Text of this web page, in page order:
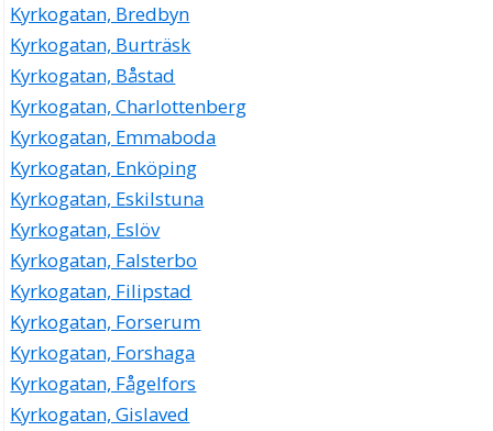
Kyrkogatan, Bredbyn
Kyrkogatan, Burträsk
Kyrkogatan, Båstad
Kyrkogatan, Charlottenberg
Kyrkogatan, Emmaboda
Kyrkogatan, Enköping
Kyrkogatan, Eskilstuna
Kyrkogatan, Eslöv
Kyrkogatan, Falsterbo
Kyrkogatan, Filipstad
Kyrkogatan, Forserum
Kyrkogatan, Forshaga
Kyrkogatan, Fågelfors
Kyrkogatan, Gislaved